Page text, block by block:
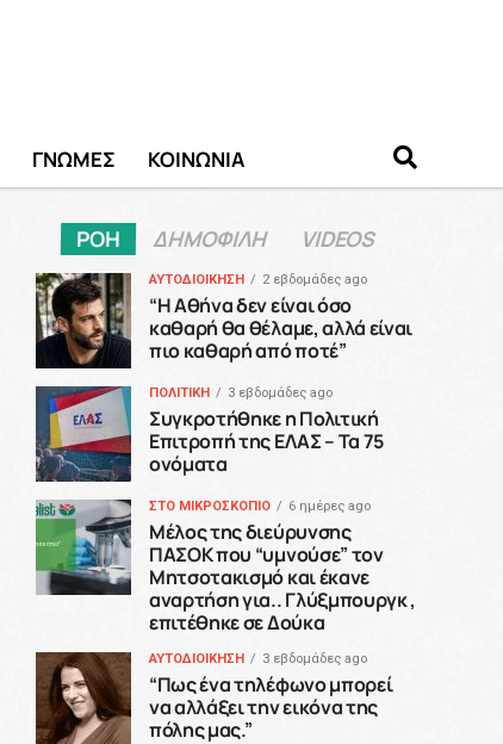
ΓΝΩΜΕΣ ΚΟΙΝΩΝΙΑ
ΡΟΗ ΔΗΜΟΦΙΛΗ VIDEOS
ΑΥΤΟΔΙΟΙΚΗΣΗ 2 εβδομάδες ago
“H Αθήνα δεν είναι όσο
καθαρή θα θέλαμε, αλλά είναι
πιο καθαρή από ποτέ”
ΠΟΛΙΤΙΚΗ 3 εβδομάδες ago
Συγκροτήθηκε η Πολιτική
Επιτροπή της ΕΛΑΣ – Τα 75
ονόματα
ΣΤΟ ΜΙΚΡΟΣΚΟΠΙΟ 6 ημέρες ago
Μέλος της διεύρυνσης
ΠΑΣΟΚ που “υμνούσε” τον
Μητσοτακισμό και έκανε
αναρτήση για.. Γλύξμπουργκ ,
επιτέθηκε σε Δούκα
ΑΥΤΟΔΙΟΙΚΗΣΗ 3 εβδομάδες ago
“Πως ένα τηλέφωνο μπορεί
να αλλάξει την εικόνα της
πόλης μας.”